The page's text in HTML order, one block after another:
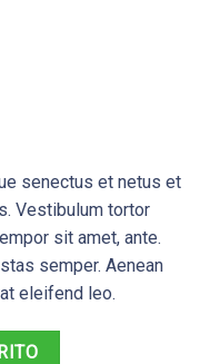
senectus et netus et
Vestibulum tortor
sit amet, ante.
semper. Aenean
eleifend leo.